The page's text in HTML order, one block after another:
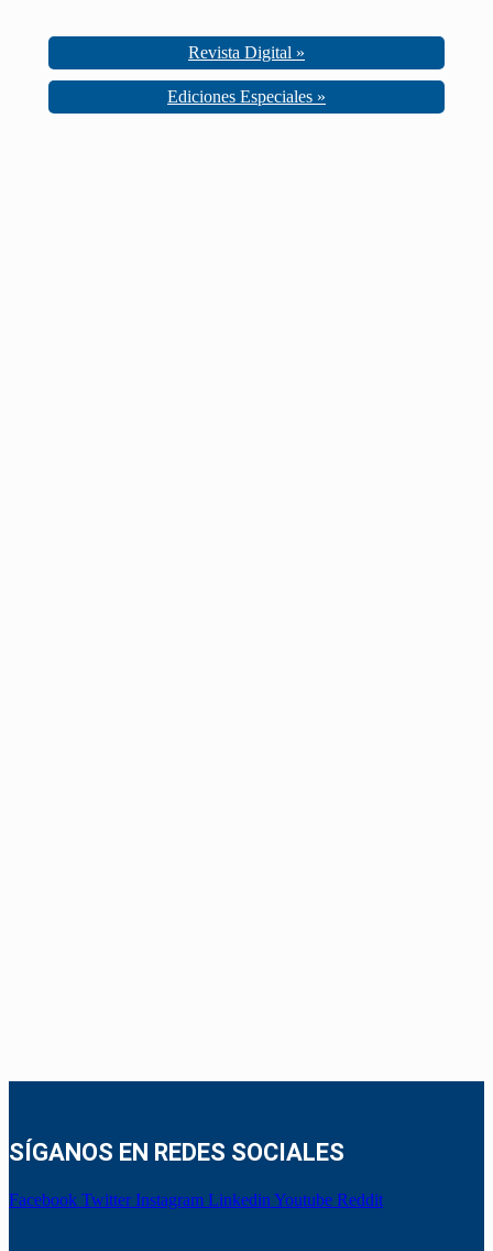
Revista Digital »
Ediciones Especiales »
SÍGANOS EN REDES SOCIALES
Facebook Twitter Instagram Linkedin Youtube Reddit